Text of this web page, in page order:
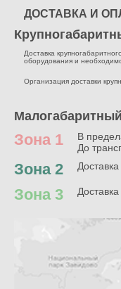
ДОСТАВКА И
Доставка
оборудования и
Организация доставки
Зона 1 В
До
Зона 2
Зона 3